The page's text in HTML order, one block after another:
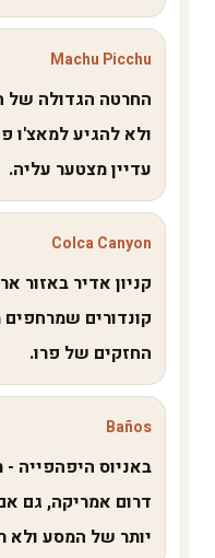
Machu Picchu
החרטה הגדולה של
ולא להגיע למאצ'ו
עדיין מצטער עליה.
Colca Canyon
קניון אדיר באזור
קונדורים
החזקים של פרו.
Baños
באניוס היפהפייה
דרום אמריקה, גם
יותר של המסע ולא